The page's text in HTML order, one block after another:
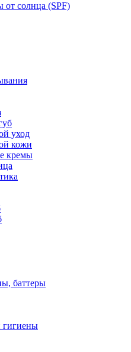
от солнца (SPF)
уход
кожи
кремы
баттеры
гигиены